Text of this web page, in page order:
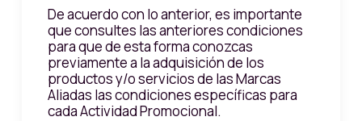
De acuerdo con lo anterior, es importante
que consultes las anteriores condiciones
para que de esta forma conozcas
previamente a la adquisición de los
productos y/o servicios de las Marcas
Aliadas las condiciones específicas para
cada Actividad Promocional.